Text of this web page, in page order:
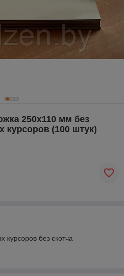
250х110 мм без
курсоров (100 штук)
без скотча